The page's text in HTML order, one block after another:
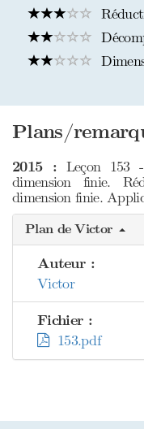
Plans/
2015 : Leçon 153
dimension finie.
dimension finie.
Plan de Victor
Auteur :
Victor
Fichier :
153.pdf